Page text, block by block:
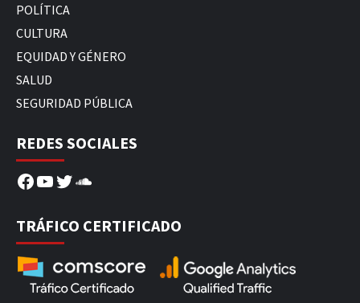
POLÍTICA
CULTURA
EQUIDAD Y GÉNERO
SALUD
SEGURIDAD PÚBLICA
REDES SOCIALES
Facebook
YouTube
Twitter
SoundCloud
TRÁFICO CERTIFICADO